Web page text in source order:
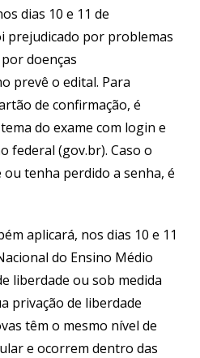
dias 10 e 11 de
prejudicado por problemas
doenças
prevê o edital. Para
de confirmação, é
do exame com login e
federal (gov.br). Caso o
tenha perdido a senha, é
aplicará, nos dias 10 e 11
do Ensino Médio
liberdade ou sob medida
privação de liberdade
têm o mesmo nível de
e ocorrem dentro das